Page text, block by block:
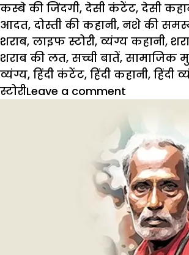
कस्बे की जिंदगी, देसी कंटेंट, देसी
आदत, दोस्ती की कहानी, नशे की
शराब, लाइफ स्टोरी, व्यंग्य कहानी,
शराब की लत, सच्ची बातें, सामाजिक
व्यंग्य, हिंदी कंटेंट, हिंदी कहानी, हिंदी
स्टोरीLeave a comment
Story:
पीता
हूं
सरकार
चलाने
को